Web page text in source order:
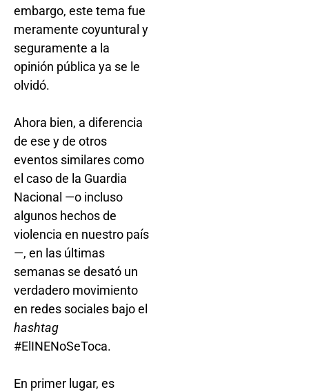
embargo, este tema fue
meramente coyuntural y
seguramente a la
opinión pública ya se le
olvidó.
Ahora bien, a diferencia
de ese y de otros
eventos similares como
el caso de la Guardia
Nacional —o incluso
algunos hechos de
violencia en nuestro país
—, en las últimas
semanas se desató un
verdadero movimiento
en redes sociales bajo el
hashtag
#ElINENoSeToca.
En primer lugar, es